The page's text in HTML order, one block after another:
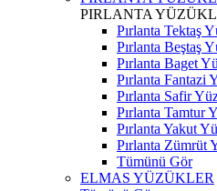
PIRLANTA
Pırlanta Tektaş
Pırlanta Beştaş
Pırlanta Baget
Pırlanta Fantazi
Pırlanta Safir
Pırlanta Tamtur
Pırlanta Yakut
Pırlanta Zümrüt
Tümünü Gör
ELMAS YÜZÜKLER